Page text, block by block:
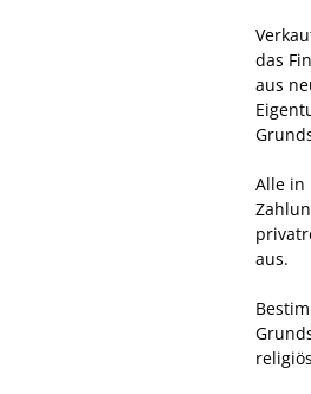
das
aus
Alle in
aus.